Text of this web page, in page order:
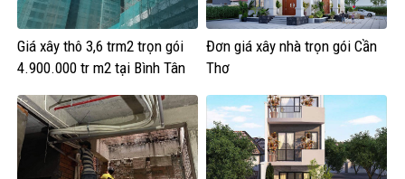
Giá xây thô 3,6 trm2 trọn gói
4.900.000 tr m2 tại Bình Tân
Đơn giá xây nhà trọn gói Cần
Thơ